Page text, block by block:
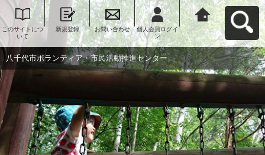
このサイトにつ
いて
新規登録 お問い合わせ
個人会員ログイ
ン
八千代市ボラン
ティア・市民活
動推進センター
へ戻る
八千代市ボランティア・市民活動推進センター